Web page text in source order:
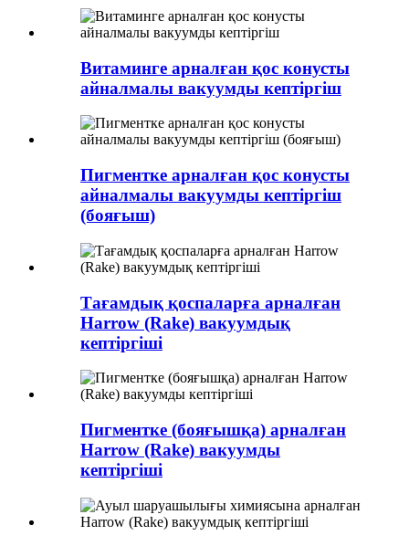
Витаминге арналған қос конусты
айналмалы вакуумды кептіргіш
Пигментке арналған қос конусты
айналмалы вакуумды кептіргіш
(бояғыш)
Тағамдық қоспаларға арналған
Harrow (Rake) вакуумдық
кептіргіші
Пигментке (бояғышқа) арналған
Harrow (Rake) вакуумды
кептіргіші